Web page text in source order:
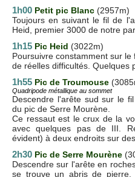
1h00 Petit pic Blanc (2957m)
Toujours en suivant le fil de
Heid, premier 3000 de notre
1h15 Pic Heid (3022m)
Poursuivre constamment sur
de réelles difficultés. Quelques
1h55 Pic de Troumouse
Quadripode métallique au sommet
Descendre l'arête sud sur le
du pic de Serre Mourène.
Ce ressaut est le crux de la
avec quelques pas de III.
évident) à deux endroits sur
2h30 Pic de Serre Mourène
Descendre sur l'arête en
se trouve un abris de pierre.